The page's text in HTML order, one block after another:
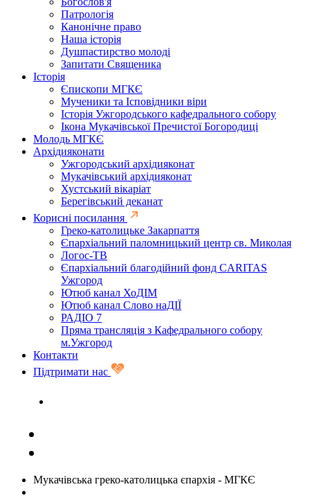
Патрологія
Канонічне право
Наша історія
Душпастирство молоді
Запитати Священика
Історія
Єпископи МГКЄ
Мученики та Ісповідники віри
Історія Ужгородського кафедрального собору
Ікона Мукачівської Пречистої Богородиці
Молодь МГКЄ
Архідияконати
Ужгородський архідияконат
Мукачівський архідияконат
Хустський вікаріат
Берегівський деканат
Корисні посилання
Греко-католицьке Закарпаття
Єпархіальний паломницький центр св. Миколая
Логос-ТВ
Єпархіальний благодійний фонд CARITAS
Ужгород
Ютюб канал ХоДІМ
Ютюб канал Слово наДІЇ
РАДІО 7
Пряма трансляція з Кафедрального собору
м.Ужгород
Контакти
Підтримати нас
Мукачівська греко-католицька єпархія - МГКЄ